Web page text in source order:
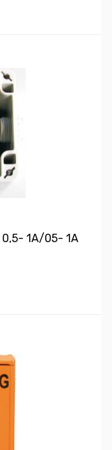
1A/05- 1A